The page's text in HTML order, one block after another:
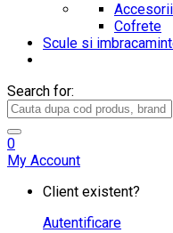
Cofrete
Scule si
Search for:
0
My Account
Client existent?
Autentificare